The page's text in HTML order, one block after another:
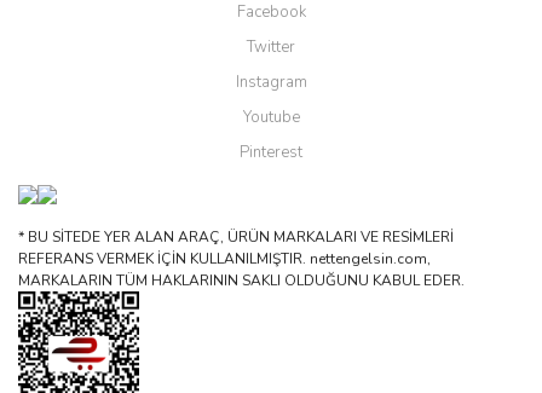
Facebook
Twitter
Instagram
Youtube
Pinterest
* BU SİTEDE YER ALAN ARAÇ, ÜRÜN MARKALARI VE RESİMLERİ
REFERANS VERMEK İÇİN KULLANILMIŞTIR. nettengelsin.com,
MARKALARIN TÜM HAKLARININ SAKLI OLDUĞUNU KABUL EDER.